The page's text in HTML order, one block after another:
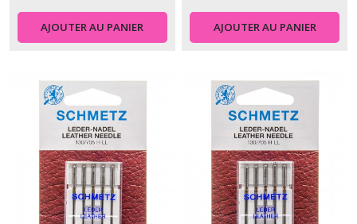
AJOUTER AU PANIER AJOUTER AU PANIER